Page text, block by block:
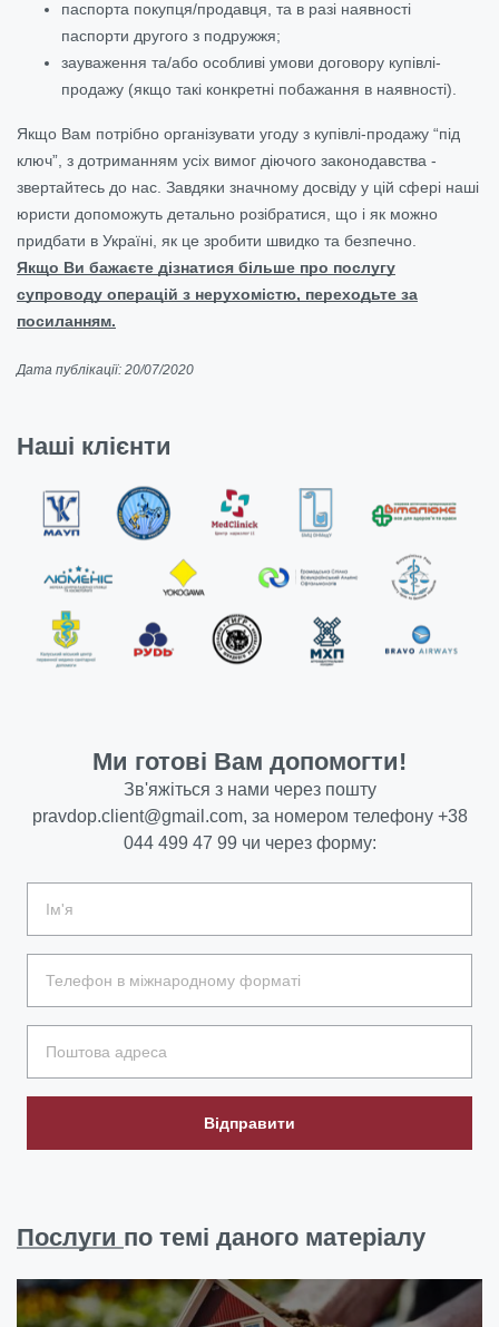
паспорта покупця/продавця, та в разі наявності
паспорти другого з подружжя;
зауваження та/або особливі умови договору купівлі-
продажу (якщо такі конкретні побажання в наявності).
Якщо Вам потрібно організувати угоду з купівлі-продажу “під
ключ”, з дотриманням усіх вимог діючого законодавства -
звертайтесь до нас. Завдяки значному досвіду у цій сфері наші
юристи допоможуть детально розібратися, що і як можно
придбати в Україні, як це зробити швидко та безпечно.
Якщо Ви бажаєте дізнатися більше про послугу
супроводу операцій з нерухомістю, переходьте за
посиланням.
Дата публікації: 20/07/2020
Наші клієнти
Ми готові Вам допомогти!
Зв'яжіться з нами через пошту
pravdop.client@gmail.com, за номером телефону +38
044 499 47 99 чи через форму:
Відправити
Послуги по темі даного матеріалу